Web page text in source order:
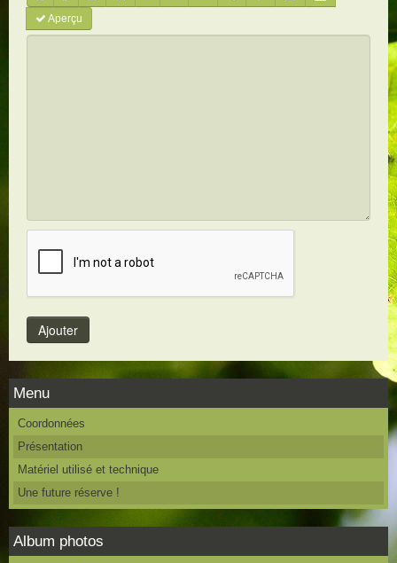
Aperçu
Menu
Coordonnées
Présentation
Matériel utilisé et technique
Une future réserve !
Album photos